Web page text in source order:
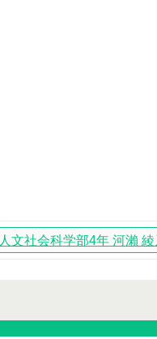
文社会科学部4年 河瀨